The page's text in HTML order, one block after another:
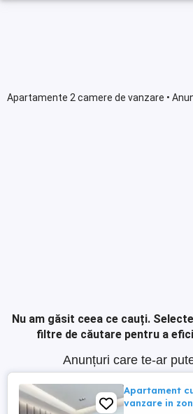
Apartamente 2 camere de vanzare •
Nu am găsit ceea ce cauți.
filtre de căutare pentru a
Anunțuri care te-ar
Apartament
vanzare in